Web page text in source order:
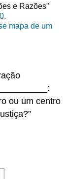
e Razões”
.
mapa de um
ou um centro